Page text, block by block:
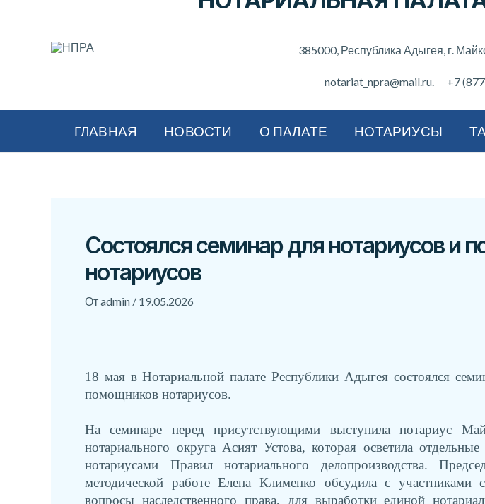
385000, Республика Адыгея, г.
notariat_npra@mail.ru. +7
ГЛАВНАЯ НОВОСТИ О ПАЛАТЕ НОТАРИУСЫ
Состоялся семинар для нотариусов и
нотариусов
Отadmin / 19.05.2026
18 мая в Нотариальной палате Республики Адыгея состоялся
помощников нотариусов.
На семинаре перед присутствующими выступила нотариус
нотариального округа Асият Устова, которая осветила
нотариусами Правил нотариального делопроизводства.
методической работе Елена Клименко обсудила с участниками
вопросы наследственного права, для выработки единой